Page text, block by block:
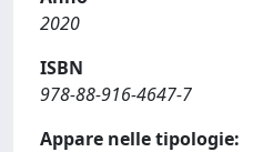
2020
ISBN
978-88-916-4647-7
Appare nelle tipologie: